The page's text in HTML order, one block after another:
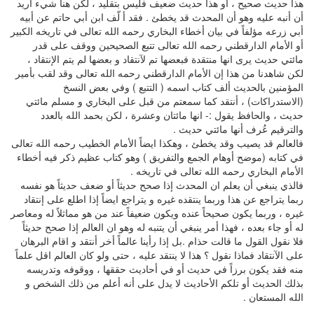
هذا حديث صحيح ، أو هذا حديث ضعيف فليس بتقليد ، لكن هنا شيء أريد
أن أنبه عليه وهو أن المحدث قد يخطئ . فقد أ لّف ابن أبي حاتم عن أبيه
أبي زرعه مؤلفاً في بيان أخطاء البخاري رحمه الله تعالى في تاريخه الكبير
أو الأمام الدارقطني رحمه الله تعالى تتبع الصحيحين ووقف على قدر
مائتي حديث يرى انها منتقدة فبعضها تم لآنتقاد و بعضها لم يتم الإنتقاد ،
لكن شاهدنا من هذا إن الأمام الدارقطني رحمه الله تعالى وقد لقب بأمير
المؤمنين بالحديث ألف كتاب اسمه ( التتبع ) وفي بعض النسخ
(الاستدراكات) ، أنتقد كما سمعتم من قبل على البخاري و مسلم مائتي
حديث ، والحافظ يقول :- انها مائتان وعشرة ، لكن بحمد الله بالعدد
والترقيم عُرف أنها مائتي حديث .
فالعالم قد يصيب وقد يخطئ ، وهكذا ايضاً الأمام الخطيب رحمه الله تعالى
في كتابه (موضح أوهام الجمع والتفريق ) وهو كتاب عظيم ذكر فيه أخطاء
الأمام البخاري رحمه الله تعالى في تاريخه .
فالذي ينبغي أن يعلم ان المحدث إذا صحح حديثاً أو ضعف حديثاً هو نفسه
ربما يتراجع عن هذا وربما ينتقده غيره و يتراجع ايضاً إذا اطلع على إنتقاد
غيره ، وربما يكون صحيحاً عنده ويكون ضعيفاً عند من هو مماثلاً له ومعاصر
له أو جاء بعده ، فهذا أمر ينبغي أن يتنبه له وهو ان العالم إذا صحح حديثاً
فلا نقول القول ما قالت حذام .بل إذا رأينا عالماً أخر أنتقد و اقام البرهان
على الآنتقاد فماذا نقول ؟ هذا لا ينتقد عليه ، حتى ولو كان العالم اقل علماً
منه فقد يكون برزاً في حديث أو في أحاديث حققها ، ووقوفه وتدريسه
بذلك الحديث أو تلكم الأحاديث لا يدل على أنه أعلم من ذلك الشخص و
الله المستعان .